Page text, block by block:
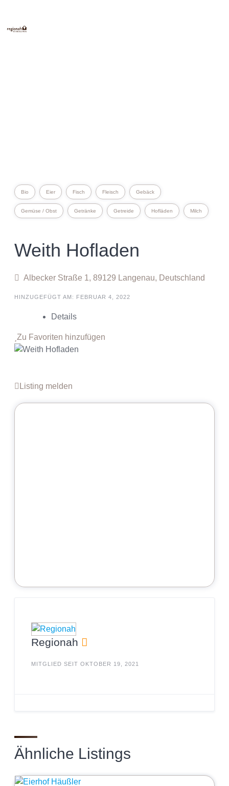
E INKAUFEN
Bio Eier Fisch Fleisch Gebäck
Gemüse / Obst Getränke Getreide Hofläden Milch
Weith Hofladen
Albecker Straße 1, 89129 Langenau, Deutschland
HINZUGEFÜGT AM: FEBRUAR 4, 2022
Details
Zu Favoriten hinzufügen
Listing melden
Regionah
MITGLIED SEIT OKTOBER 19, 2021
Ähnliche Listings